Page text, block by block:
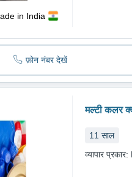
in India
फ़ोन नंबर देखें
मल्टी कलर
11 साल
व्यापार प्रकार: